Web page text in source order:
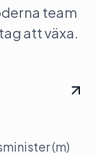
team
att växa.
(m)